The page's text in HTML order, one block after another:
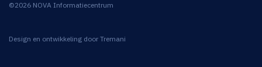
©2026 NOVA Informatiecentrum
Design en ontwikkeling door Tremani